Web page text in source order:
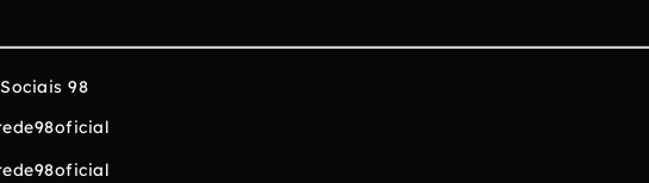
98